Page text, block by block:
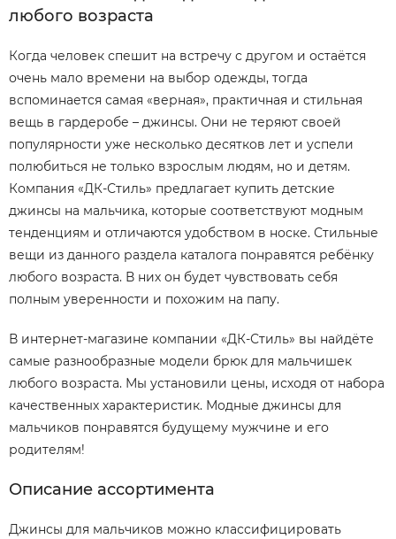
любого возраста
Когда человек спешит на встречу с другом и остаётся
очень мало времени на выбор одежды, тогда
вспоминается самая «верная», практичная и стильная
вещь в гардеробе – джинсы. Они не теряют своей
популярности уже несколько десятков лет и успели
полюбиться не только взрослым людям, но и детям.
Компания «ДК-Стиль» предлагает купить детские
джинсы на мальчика, которые соответствуют модным
тенденциям и отличаются удобством в носке. Стильные
вещи из данного раздела каталога понравятся ребёнку
любого возраста. В них он будет чувствовать себя
полным уверенности и похожим на папу.
В интернет-магазине компании «ДК-Стиль» вы найдёте
самые разнообразные модели брюк для мальчишек
любого возраста. Мы установили цены, исходя от набора
качественных характеристик. Модные джинсы для
мальчиков понравятся будущему мужчине и его
родителям!
Описание ассортимента
Джинсы для мальчиков можно классифицировать